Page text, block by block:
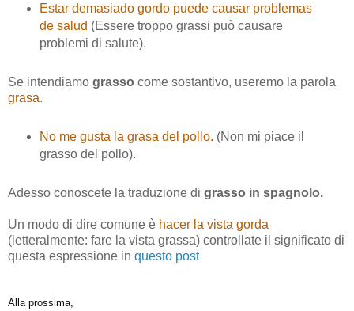
Estar demasiado gordo puede causar problemas
de salud (Essere troppo grassi può causare
problemi di salute).
Se intendiamo grasso come sostantivo, useremo la parola
grasa.
No me gusta la grasa del pollo. (Non mi piace il
grasso del pollo).
Adesso conoscete la traduzione di grasso in spagnolo.
Un modo di dire comune è hacer la vista gorda
(letteralmente: fare la vista grassa) controllate il significato di
questa espressione in questo post
Alla prossima,